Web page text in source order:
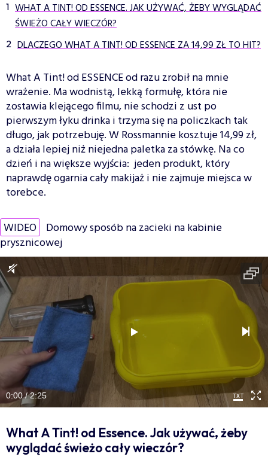
WHAT A TINT! OD ESSENCE. JAK UŻYWAĆ, ŻEBY WYGLĄDAĆ
ŚWIEŻO CAŁY WIECZÓR?
DLACZEGO WHAT A TINT! OD ESSENCE ZA 14,99 ZŁ TO HIT?
What A Tint! od ESSENCE od razu zrobił na mnie
wrażenie. Ma wodnistą, lekką formułę, która nie
zostawia klejącego filmu, nie schodzi z ust po
pierwszym łyku drinka i trzyma się na policzkach tak
długo, jak potrzebuję. W Rossmannie kosztuje 14,99 zł,
a działa lepiej niż niejedna paletka za stówkę. Na co
dzień i na większe wyjścia: jeden produkt, który
naprawdę ogarnia cały makijaż i nie zajmuje miejsca w
torebce.
WIDEO Domowy sposób na zacieki na kabinie
prysznicowej
0:00 / 2:25
What A Tint! od Essence. Jak używać, żeby
wyglądać świeżo cały wieczór?